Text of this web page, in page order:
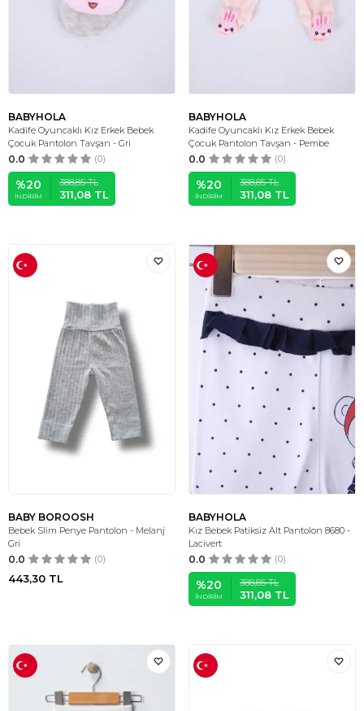
BABYHOLA
Kadife Oyuncaklı Kız Erkek Bebek
Çocuk Pantolon Tavşan - Gri
0.0 (0)
%20
İNDIRIM
388,85TL
311,08 TL
BABYHOLA
Kadife Oyuncaklı Kız Erkek Bebek
Çocuk Pantolon Tavşan - Pembe
0.0 (0)
%20
İNDIRIM
388,85TL
311,08 TL
BABY BOROOSH
Bebek Slim Penye Pantolon - Melanj
Gri
0.0 (0)
443,30 TL
BABYHOLA
Kız Bebek Patiksiz Alt Pantolon 8680 -
Lacivert
0.0 (0)
%20
İNDIRIM
388,85TL
311,08 TL